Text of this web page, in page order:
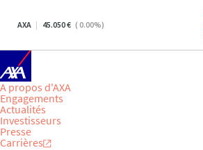
AXA 45.050 ( 0.00%)
A propos d'AXA
Engagements
Actualités
Investisseurs
Presse
Carrières